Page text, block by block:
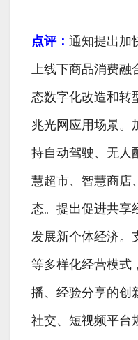
点评： 通知提出加
上线下商品消费
态数字化改造和转
兆光网应用场景。
持自动驾驶、无人
慧超市、智慧商店
态。提出促进共享
发展新个体经济。
等多样化经营模式
播、经验分享的创
社交、短视频平台